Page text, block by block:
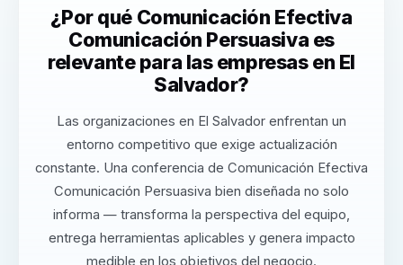
¿Por qué Comunicación Efectiva
Comunicación Persuasiva es
relevante para las empresas en El
Salvador?
Las organizaciones en El Salvador enfrentan un
entorno competitivo que exige actualización
constante. Una conferencia de Comunicación Efectiva
Comunicación Persuasiva bien diseñada no solo
informa — transforma la perspectiva del equipo,
entrega herramientas aplicables y genera impacto
medible en los objetivos del negocio.